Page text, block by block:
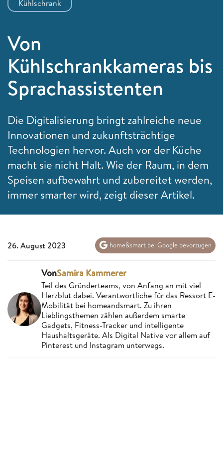
Kühlschrank
Von
Kühlschrankkameras bis
Sprachassistenten
Die Digitalisierung bringt zahlreiche neue
Innovationen und zukunftsträchtige
Technologien hervor. Auch vor der Küche
macht sie nicht Halt. Wie der Raum, in dem
Speisen aufbewahrt und zubereitet werden,
immer smarter wird, zeigt dieser Artikel.
26. August 2023 home&smart bei Google bevorzugen
VonSamira Kammerer
Teil des Gründerteams, von Anfang an mit viel
Herzblut dabei. Verantwortliche für das Ressort E-
Mobilität bei homeandsmart. Zu ihren
Lieblingsthemen zählen außerdem smarte
Gadgets, Fitness-Tracker und intelligente
Haushaltsgeräte. Als Digital Native vor allem auf
Pinterest und Instagram unterwegs.